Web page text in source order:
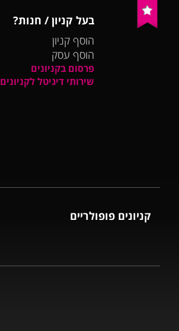
בעל קניון / חנות?
הוסף קניון
הוסף עסק
פרסום בקניונים
שירותי דיגיטל לקניונים
קניונים פופולריים